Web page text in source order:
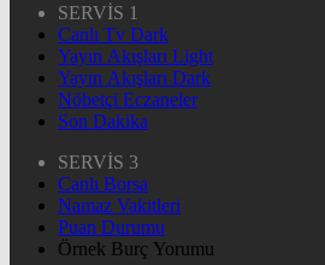
SERVİS 1
Canlı Tv Dark
Yayın Akışları Light
Yayın Akışları Dark
Nöbetçi Eczaneler
Son Dakika
SERVİS 3
Canlı Borsa
Namaz Vakitleri
Puan Durumu
Örnek Burç Yorumu